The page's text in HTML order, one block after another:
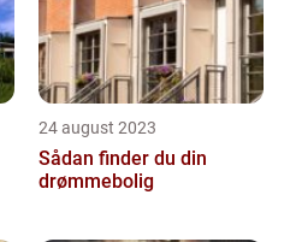
24 august 2023
Sådan finder du din
drømmebolig